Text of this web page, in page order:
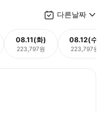
다른날짜
08.11(화)
223,797원
08.12(수)
223,797원